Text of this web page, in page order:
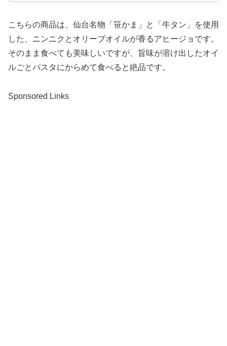
こちらの商品は、仙台名物「笹かま」と「牛タン」を使用
した、ニンニクとオリーブオイルが香るアヒージョです。
そのまま食べても美味しいですが、旨味が溶け出したオイ
ルごとパスタにからめて食べると絶品です。
Sponsored Links